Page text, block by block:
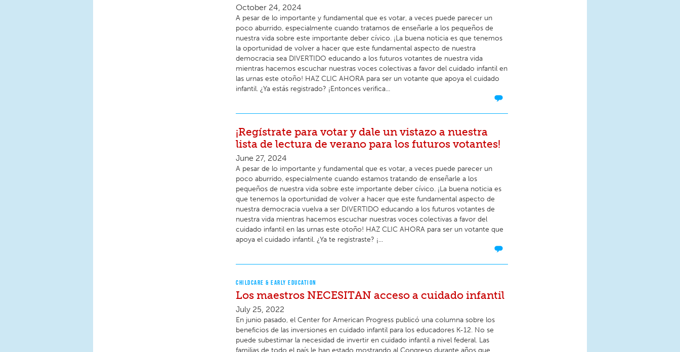
October 24, 2024
A pesar de lo importante y fundamental que es votar, a veces puede parecer un
poco aburrido, especialmente cuando tratamos de enseñarle a los pequeños de
nuestra vida sobre este importante deber cívico. ¡La buena noticia es que tenemos
la oportunidad de volver a hacer que este fundamental aspecto de nuestra
democracia sea DIVERTIDO educando a los futuros votantes de nuestra vida
mientras hacemos escuchar nuestras voces colectivas a favor del cuidado infantil en
las urnas este otoño! HAZ CLIC AHORA para ser un votante que apoya el cuidado
infantil. ¿Ya estás registrado? ¡Entonces verifica...
¡Regístrate para votar y dale un vistazo a nuestra
lista de lectura de verano para los futuros votantes!
June 27, 2024
A pesar de lo importante y fundamental que es votar, a veces puede parecer un
poco aburrido, especialmente cuando estamos tratando de enseñarle a los
pequeños de nuestra vida sobre este importante deber cívico. ¡La buena noticia es
que tenemos la oportunidad de volver a hacer que este fundamental aspecto de
nuestra democracia vuelva a ser DIVERTIDO educando a los futuros votantes de
nuestra vida mientras hacemos escuchar nuestras voces colectivas a favor del
cuidado infantil en las urnas este otoño! HAZ CLIC AHORA para ser un votante que
apoya el cuidado infantil. ¿Ya te registraste? ¡...
CHILDCARE & EARLY EDUCATION
Los maestros NECESITAN acceso a cuidado infantil
July 25, 2022
​​En junio pasado, el Center for American Progress publicó una columna sobre los
beneficios de las inversiones en cuidado infantil para los educadores K-12. No se
puede subestimar la necesidad de invertir en cuidado infantil a nivel federal. Las
familias de todo el país le han estado mostrando al Congreso durante años que